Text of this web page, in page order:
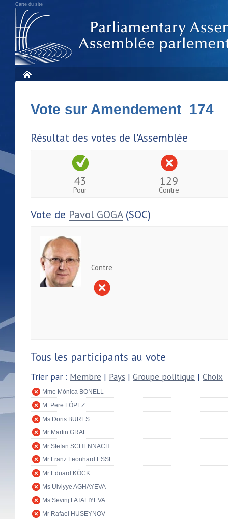
Carte du site
Vote sur Amendement 174
Résultat des votes de l'Assemblée
43
Pour
129
Contre
Vote de Pavol GOGA(SOC)
Contre
Tous les participants au vote
Trier par : Membre | Pays | Groupe politique | Choix
Mme Mònica BONELL
M. Pere LÓPEZ
Ms Doris BURES
Mr Martin GRAF
Mr Stefan SCHENNACH
Mr Franz Leonhard ESSL
Mr Eduard KÖCK
Ms Ulviyye AGHAYEVA
Ms Sevinj FATALIYEVA
Mr Rafael HUSEYNOV